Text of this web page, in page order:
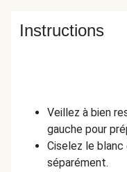
Instructions
Veillez à bien
gauche pour
Ciselez le
séparément.